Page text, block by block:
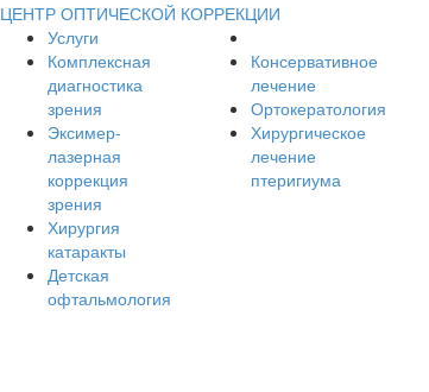
ЦЕНТР ОПТИЧЕСКОЙ КОРРЕКЦИИ
Услуги
Комплексная
диагностика
зрения
Эксимер-
лазерная
коррекция
зрения
Хирургия
катаракты
Детская
офтальмология
Консервативное
лечение
Ортокератология
Хирургическое
лечение
птеригиума